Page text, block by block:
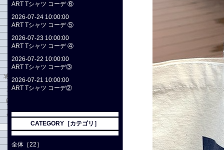
ART Tシャツ コーデ ⑥
2026-07-24 10:00:00
ART Tシャツ コーデ ⑤
2026-07-23 10:00:00
ART Tシャツ コーデ ④
2026-07-22 10:00:00
ART Tシャツ コーデ③
2026-07-21 10:00:00
ART Tシャツ コーデ②
CATEGORY［カテゴリ］
全体［22］